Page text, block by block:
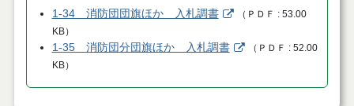
1-34 消防団団旗ほか 入札調書 （ ＰＤＦ
53.00
KB）
1-35 消防団分団旗ほか 入札調書 （ ＰＤＦ
52.00
KB）